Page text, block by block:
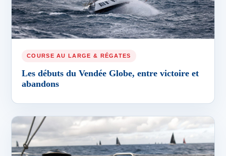
COURSE AU LARGE & RÉGATES
Les débuts du Vendée Globe, entre victoire et
abandons